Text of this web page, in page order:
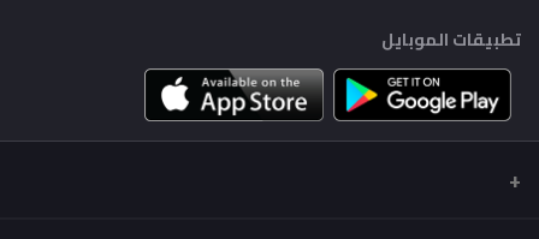
تطبيقات الموبايل